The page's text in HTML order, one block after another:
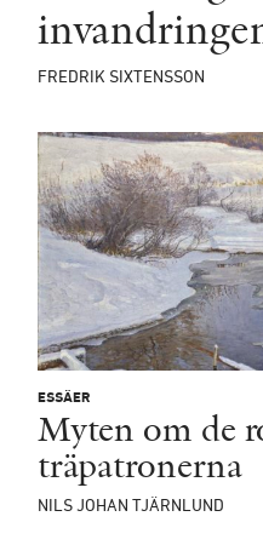
FREDRIK SIXTENSSON
ESSÄER
Myten om de
träpatronerna
NILS JOHAN TJÄRNLUND